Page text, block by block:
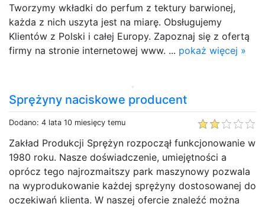
Tworzymy wkładki do perfum z tektury barwionej,
każda z nich uszyta jest na miarę. Obsługujemy
Klientów z Polski i całej Europy. Zapoznaj się z ofertą
firmy na stronie internetowej www. ... pokaż więcej »
Sprężyny naciskowe producent
Dodano: 4 lata 10 miesięcy temu
Zakład Produkcji Sprężyn rozpoczął funkcjonowanie w
1980 roku. Nasze doświadczenie, umiejętności a
oprócz tego najrozmaitszy park maszynowy pozwala
na wyprodukowanie każdej sprężyny dostosowanej do
oczekiwań klienta. W naszej ofercie znaleźć można